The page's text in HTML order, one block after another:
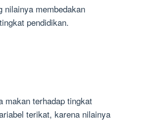
nilainya membedakan
pendidikan.
makan terhadap tingkat
terikat, karena nilainya